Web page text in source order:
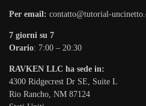
Per email: contatto@tutorial-
7 giorni su 7
Orario: 7:00 – 20:30
RAVKEN LLC ha sede in:
4300 Ridgecrest Dr SE, Suite L
Rio Rancho, NM 87124